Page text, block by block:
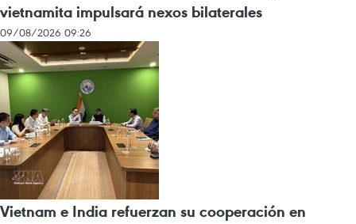
vietnamita impulsará nexos bilaterales
09/08/2026 09:26
Vietnam e India refuerzan su cooperación en